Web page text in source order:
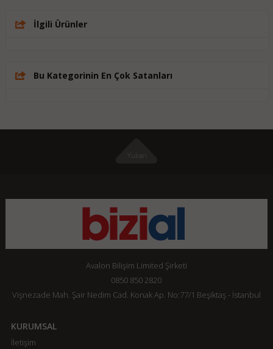
İlgili Ürünler
Bu Kategorinin En Çok Satanları
Avalon Bilişim Limited Şirketi
0850 850 2820
Vişnezade Mah. Şair Nedim Cad. Konak Ap. No:77/1 Beşiktaş - İstanbul
KURUMSAL
İletişim